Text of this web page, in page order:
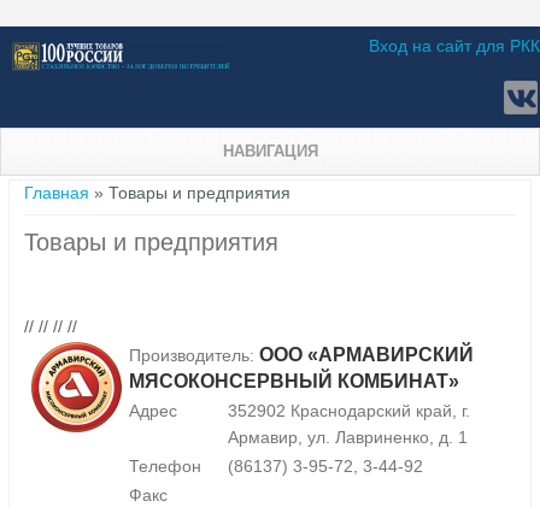
Вход на сайт для РКК
НАВИГАЦИЯ
Вы здесь
Главная » Товары и предприятия
Товары и предприятия
// // // //
Производитель: ООО «АРМАВИРСКИЙ
МЯСОКОНСЕРВНЫЙ КОМБИНАТ»
Адрес
352902 Краснодарский край, г.
Армавир, ул. Лавриненко, д. 1
Телефон
(86137) 3-95-72, 3-44-92
Факс